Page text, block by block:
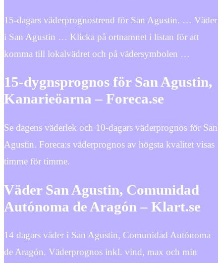
15-dagars väderprognostrend för San Agustin. … Väder
i San Agustin … Klicka på ortnamnet i listan för att
komma till lokalvädret och på vädersymbolen …
15-dygnsprognos för San Agustin,
Kanarieöarna – Foreca.se
Se dagens väderlek och 10-dagars väderprognos för San
Agustin. Foreca:s väderprognos av högsta kvalitet visas
timme för timme.
Väder San Agustin, Comunidad
Autónoma de Aragón – Klart.se
14 dagars väder i San Agustin, Comunidad Autónoma
de Aragón. Väderprognos inkl. vind, max och min